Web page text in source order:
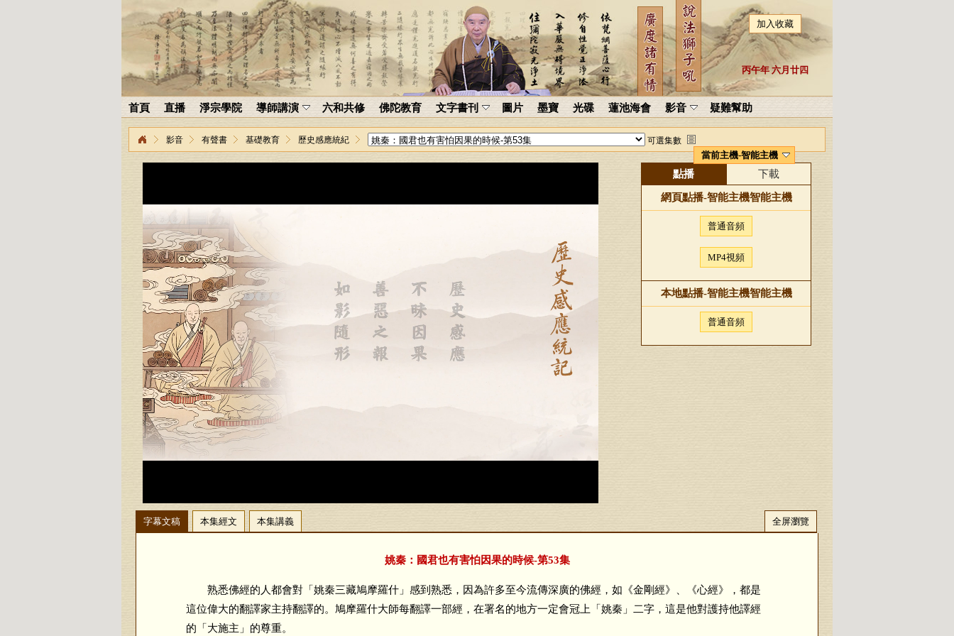
加入收藏
丙午年 六月廿四
首頁 直播 淨宗學院 導師講演 六和共修 佛陀教育 文字書刊 圖片 墨寶 光碟 蓮池海會 影音 疑難幫助
影音 有聲書 基礎教育 歷史感應統紀 可選集數
當前主機-智能主機
點播 下載
網頁點播-智能主機智能主機
普通音頻
MP4視頻
本地點播-智能主機智能主機
普通音頻
字幕文稿 本集經文 本集講義 全屏瀏覽
姚秦：國君也有害怕因果的時候-第53集
熟悉佛經的人都會對「姚秦三藏鳩摩羅什」感到熟悉，因為許多至今流傳深廣的佛經，如《金剛經》、《心經》，都是
這位偉大的翻譯家主持翻譯的。鳩摩羅什大師每翻譯一部經，在署名的地方一定會冠上「姚秦」二字，這是他對護持他譯經
的「大施主」的尊重。